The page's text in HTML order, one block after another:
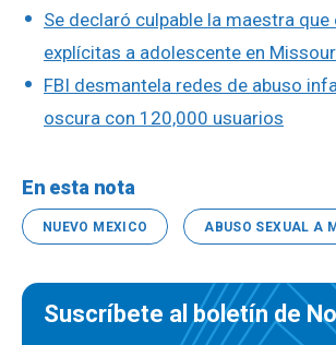
Se declaró culpable la maestra
explícitas a adolescente en
FBI desmantela redes de abuso
oscura con 120,000 usuarios
En esta nota
NUEVO MEXICO ABUSO SEXUAL A
Suscríbete al boletín de